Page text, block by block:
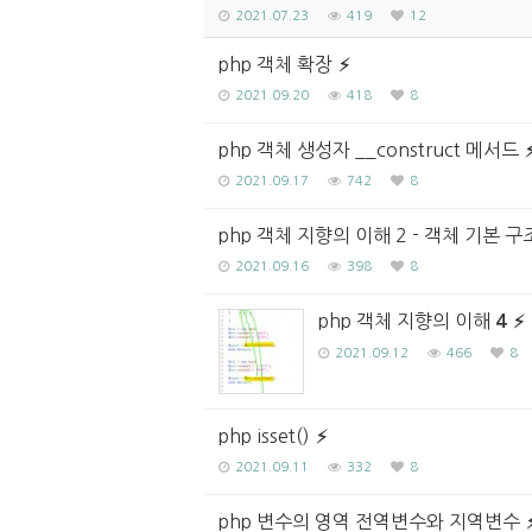
2021.07.23 419 12
php 객체 확장
2021.09.20 418 8
php 객체 생성자 __construct 메서드
2021.09.17 742 8
php 객체 지향의 이해 2 - 객체 기본 구
2021.09.16 398 8
php 객체 지향의 이해 4
2021.09.12 466 8
php isset()
2021.09.11 332 8
php 변수의 영역 전역변수와 지역변수